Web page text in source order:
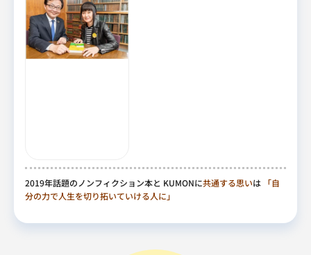
2019年話題のノンフィクション本と KUMONに共通する思いは 「自
分の力で人生を切り拓いていける人に」